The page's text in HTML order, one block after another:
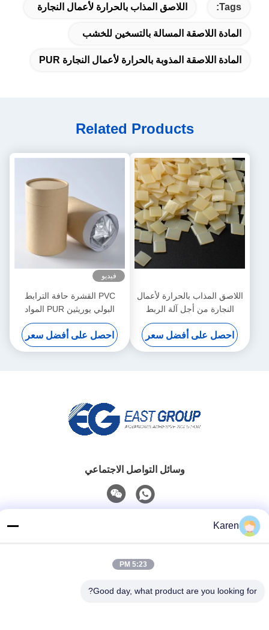
Tags: اللاصق المذاب بالحرارة لأعمال النجارة
المادة اللاصقة المسالة بالتسخين للخشب
المادة اللاصقة المذوبة بالحرارة لأعمال النجارة PUR
Related Products
اللاصق المذاب بالحرارة لأعمال
النجارة من أجل آلة الربط
الأوتوماتيكية
احصل على أفضل سعر
فيديو
PVC القشرة حافة الترابط
البولي يوريثين PUR المواد
اللاصقة تذوب الساخنة للأثاث
احصل على أفضل سعر
وسائل التواصل الاجتماعي
تيل
+86-18912490312
بريد إلكتروني
Karen
5:23 PM
Good day, what product are you looking for?